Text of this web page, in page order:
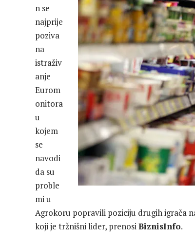
n se
najprije
poziva
na
istraživ
anje
Eurom
onitora
u
kojem
se
navodi
da su
proble
mi u
Agrokoru popravili poziciju drugih igrača
koji je tržnišni lider, prenosiBiznisInfo.